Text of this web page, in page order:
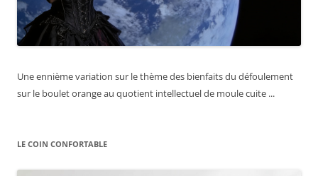
Une ennième variation sur le thème des bienfaits du défoulement
sur le boulet orange au quotient intellectuel de moule cuite ...
LE COIN CONFORTABLE